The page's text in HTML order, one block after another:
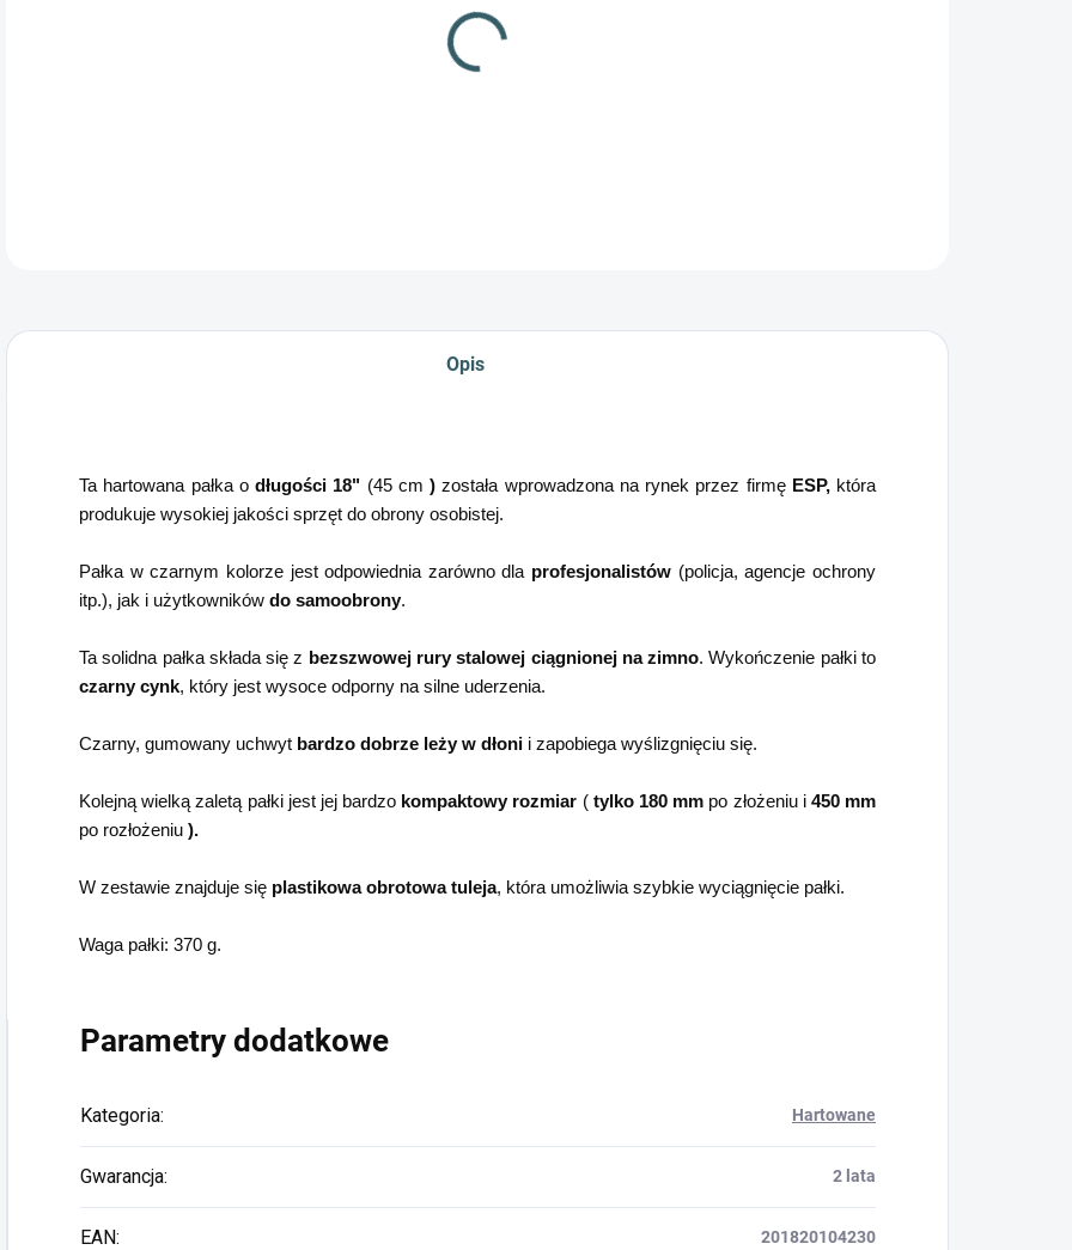
Opis
Ta hartowana pałka o długości 18" (45 cm ) została wprowadzona na rynek przez firmę ESP,która
produkuje wysokiej jakości sprzęt do obrony osobistej.
Pałka w czarnym kolorze jest odpowiednia zarówno dla profesjonalistów (policja, agencje ochrony
itp.), jak i użytkowników do samoobrony.
Ta solidna pałka składa się z bezszwowej rury stalowej ciągnionej na zimno. Wykończenie pałki to
czarny cynk, który jest wysoce odporny na silne uderzenia.
Czarny, gumowany uchwyt bardzo dobrze leży w dłoni i zapobiega wyślizgnięciu się.
Kolejną wielką zaletą pałki jest jej bardzo kompaktowy rozmiar ( tylko 180 mm po złożeniu i 450 mm
po rozłożeniu ).
W zestawie znajduje się plastikowa obrotowa tuleja, która umożliwia szybkie wyciągnięcie pałki.
Waga pałki: 370 g.
Parametry dodatkowe
Kategoria: Hartowane
Gwarancja: 2 lata
EAN: 201820104230